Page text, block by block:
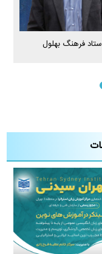
فرهنگ بهلول